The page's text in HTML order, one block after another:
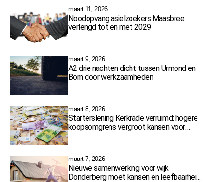
maart 11, 2026
Noodopvang asielzoekers Maasbree
verlengd tot en met 2029
maart 9, 2026
A2 drie nachten dicht tussen Urmond en
Born door werkzaamheden
maart 8, 2026
Starterslening Kerkrade verruimd: hogere
koopsomgrens vergroot kansen voor
maart 7, 2026
Nieuwe samenwerking voor wijk
Donderberg moet kansen en leefbaarheid